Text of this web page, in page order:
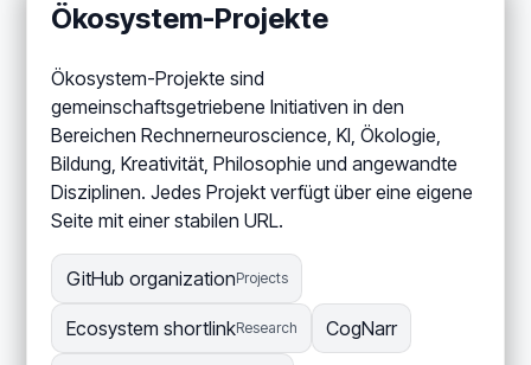
Ökosystem-Projekte
Ökosystem-Projekte sind
gemeinschaftsgetriebene Initiativen in den
Bereichen Rechnerneuroscience, KI, Ökologie,
Bildung, Kreativität, Philosophie und angewandte
Disziplinen. Jedes Projekt verfügt über eine eigene
Seite mit einer stabilen URL.
GitHub organizationProjects
Ecosystem shortlinkResearch CogNarr